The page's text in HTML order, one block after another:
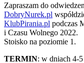
Zapraszam do
DobryNurek.pl
KlubPirania.pl podczas
i Czasu Wolnego 2022.
Stoisko na poziomie 1.
TERMIN: w dniach 4-